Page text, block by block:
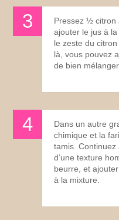
Pressez ½ citron
ajouter le jus à
le zeste du
là, vous pouvez
de bien
Dans un autre
chimique et la
tamis. Continuez
d’une texture
beurre, et
à la mixture.